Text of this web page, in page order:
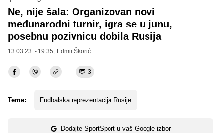
Ne, nije šala: Organizovan novi
međunarodni turnir, igra se u junu,
posebnu pozivnicu dobila Rusija
13.03.23. - 19:35, Edmir Škorić
3
Teme: Fudbalska reprezentacija Rusije
Dodajte SportSport u vaš Google izbor